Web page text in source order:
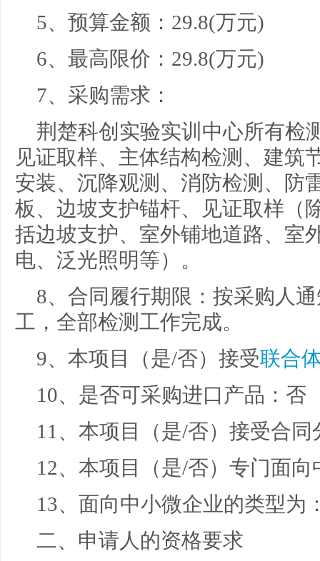
5、预算金额： 29.8(万元)
6、最高限价： 29.8(万元)
7、采购需求：
荆楚科创实验实训中心所有检
见证取样、主体结构检测、建筑
安装、沉降观测、消防检测、防
板、边坡支护锚杆、见证取样（
括边坡支护、室外铺地道路、室
电、泛光照明等）。
8、合同履行期限： 按采购人
工，全部检测工作完成。
9、本项目（是/否）接受联合
10、是否可采购进口产品： 否
11、本项目（是/否）接受合同
12、本项目（是/否）专门面
13、面向中小微企业的类型为
二、申请人的资格要求